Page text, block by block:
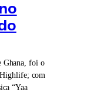
Ghana, foi o
com
“Yaa